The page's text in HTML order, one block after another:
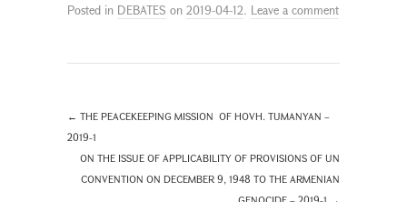
Posted in DEBATES on 2019-04-12. Leave a comment
← THE PEACEKEEPING MISSION OF HOVH. TUMANYAN –
2019-1
ON THE ISSUE OF APPLICABILITY OF PROVISIONS OF UN
CONVENTION ON DECEMBER 9, 1948 TO THE ARMENIAN